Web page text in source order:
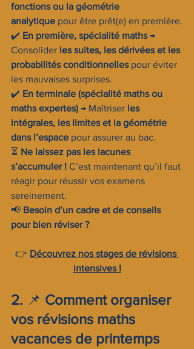
fonctions ou la géométrie
analytique pour être prêt(e) en première.
✔️ En première, spécialité maths →
Consolider les suites, les dérivées et les
probabilités conditionnelles pour éviter
les mauvaises surprises.
✔️ En terminale (spécialité maths ou
maths expertes) → Maîtriser les
intégrales, les limites et la géométrie
dans l’espace pour assurer au bac.
⏳ Ne laissez pas les lacunes
s’accumuler ! C’est maintenant qu’il faut
réagir pour réussir vos examens
sereinement.
📢 Besoin d’un cadre et de conseils
pour bien réviser ?
👉 Découvrez nos stages de révisions
intensives !
2. 📌 Comment organiser
vos révisions maths
vacances de printemps